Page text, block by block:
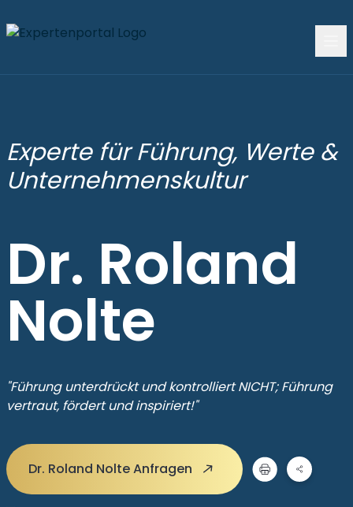
Experte für Führung, Werte &
Unternehmenskultur
Dr. Roland
Nolte
"Führung unterdrückt und kontrolliert NICHT; Führung
vertraut, fördert und inspiriert!"
Dr. Roland Nolte Anfragen